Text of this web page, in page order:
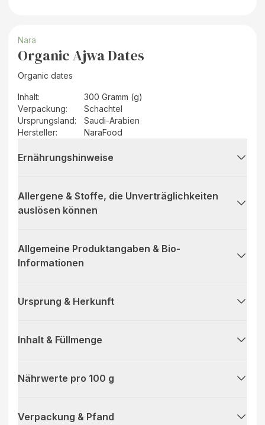
Nara
Organic Ajwa Dates
Organic dates
Inhalt:
300 Gramm (g)
Verpackung:
Schachtel
Ursprungsland:
Saudi-Arabien
Hersteller: NaraFood
Ernährungshinweise
Allergene & Stoffe, die Unverträglichkeiten
auslösen können
Allgemeine Produktangaben & Bio-
Informationen
Ursprung & Herkunft
Inhalt & Füllmenge
Nährwerte pro 100 g
Verpackung & Pfand